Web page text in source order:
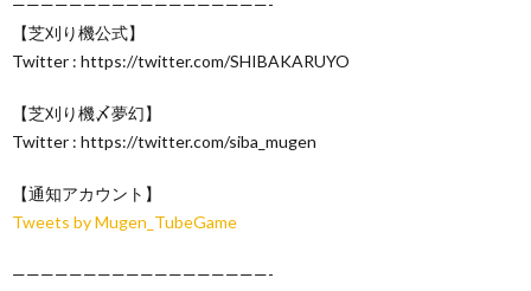
——————————————————-
【芝刈り機公式】
Twitter : https://twitter.com/SHIBAKARUYO
【芝刈り機〆夢幻】
Twitter : https://twitter.com/siba_mugen
【通知アカウント】
Tweets by Mugen_TubeGame
——————————————————-